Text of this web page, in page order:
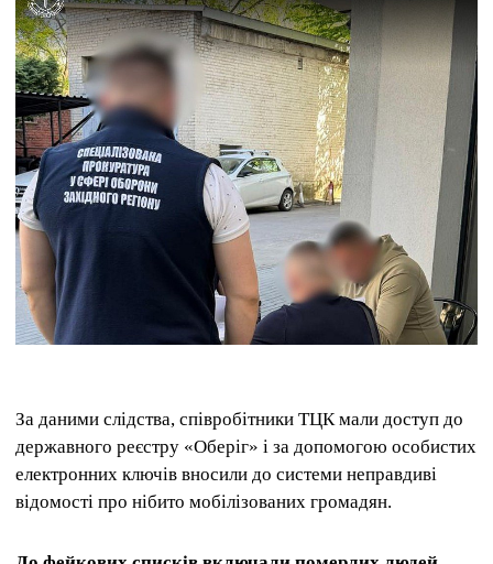
За даними слідства, співробітники ТЦК мали доступ до
державного реєстру «Оберіг» і за допомогою особистих
електронних ключів вносили до системи неправдиві
відомості про нібито мобілізованих громадян.